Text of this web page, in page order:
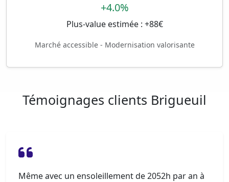
+4.0%
Plus-value estimée : +88€
Marché accessible - Modernisation valorisante
Témoignages clients Brigueuil
Même avec un ensoleillement de 2052h par an à